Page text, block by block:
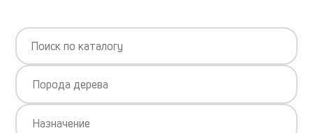
Порода дерева
Назначение